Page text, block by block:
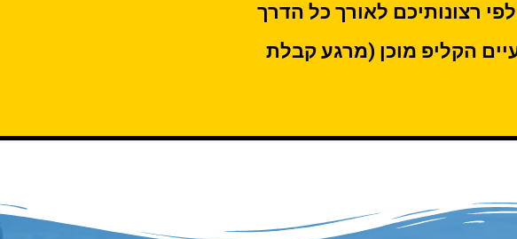
לפי רצונותיכם לאורך כל הדרך
הקליפ מוכן (מרגע קבלת